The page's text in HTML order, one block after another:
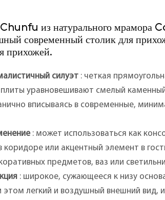
Chunfu из натурального мрамора
современный столик для
прихожей.
силуэт : четкая
плиты уравновешивают смелый
вписываясь в современные,
: может использоваться как
коридоре или акцентный элемент в
предметов, ваз или
: широкое, сужающееся к низу
этом легкий и воздушный внешний вид,